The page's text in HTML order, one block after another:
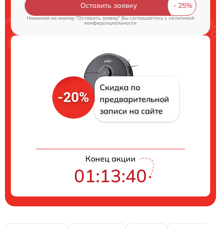
Оставить заявку
Нажимая на кнопку "Оставить заявку" Вы соглашаетесь cполитикой
конфиденциальности
-20%
Скидка по
предварительной
записи на сайте
Конец акции
01:13:39